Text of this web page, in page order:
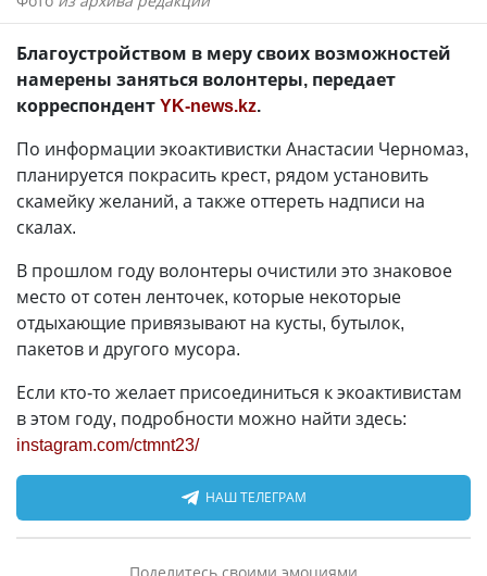
Благоустройством в меру своих возможностей
намерены заняться волонтеры, передает
корреспондентYK-news.kz.
По информации экоактивистки Анастасии Черномаз,
планируется покрасить крест, рядом установить
скамейку желаний, а также оттереть надписи на
скалах.
В прошлом году волонтеры очистили это знаковое
место от сотен ленточек, которые некоторые
отдыхающие привязывают на кусты, бутылок,
пакетов и другого мусора.
Если кто-то желает присоединиться к экоактивистам
в этом году, подробности можно найти здесь:
instagram.com/ctmnt23/
НАШ ТЕЛЕГРАМ